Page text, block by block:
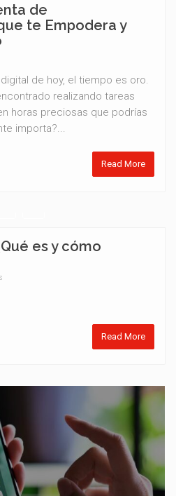
de
te Empodera y
de hoy, el tiempo es oro.
realizando tareas
horas preciosas que podrías
importa?...
Read More
es y cómo
Read More